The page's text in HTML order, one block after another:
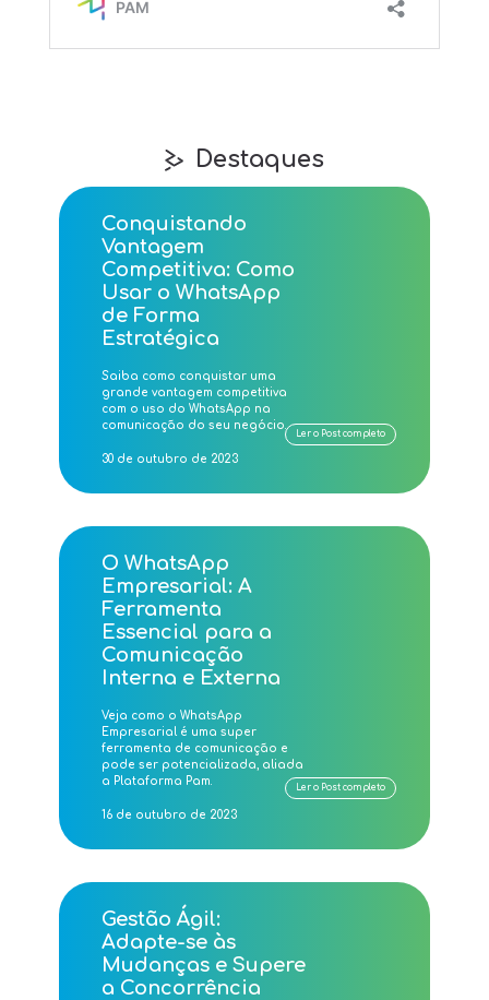
Destaques
Conquistando
Vantagem
Competitiva: Como
Usar o WhatsApp
de Forma
Estratégica
Saiba como conquistar uma
grande vantagem competitiva
com o uso do WhatsApp na
comunicação do seu negócio.
30 de outubro de 2023
Ler o Post completo
O WhatsApp
Empresarial: A
Ferramenta
Essencial para a
Comunicação
Interna e Externa
Veja como o WhatsApp
Empresarial é uma super
ferramenta de comunicação e
pode ser potencializada, aliada
a Plataforma Pam.
16 de outubro de 2023
Ler o Post completo
Gestão Ágil:
Adapte-se às
Mudanças e Supere
a Concorrência